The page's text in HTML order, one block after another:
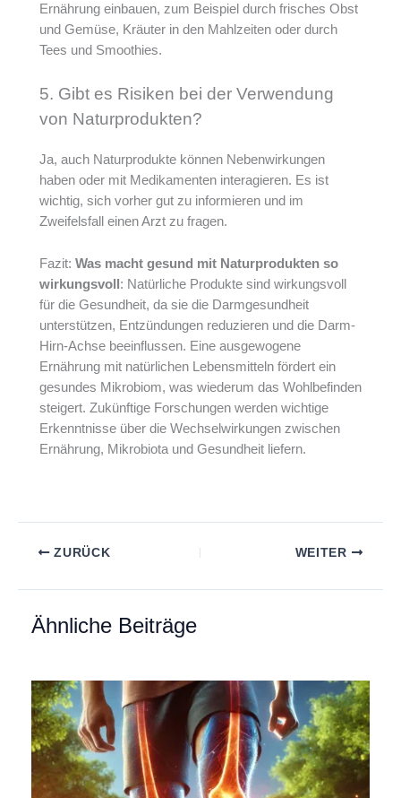
Ernährung einbauen, zum Beispiel durch frisches Obst
und Gemüse, Kräuter in den Mahlzeiten oder durch
Tees und Smoothies.
5. Gibt es Risiken bei der Verwendung
von Naturprodukten?
Ja, auch Naturprodukte können Nebenwirkungen
haben oder mit Medikamenten interagieren. Es ist
wichtig, sich vorher gut zu informieren und im
Zweifelsfall einen Arzt zu fragen.
Fazit: Was macht gesund mit Naturprodukten so
wirkungsvoll : Natürliche Produkte sind wirkungsvoll
für die Gesundheit, da sie die Darmgesundheit
unterstützen, Entzündungen reduzieren und die Darm-
Hirn-Achse beeinflussen. Eine ausgewogene
Ernährung mit natürlichen Lebensmitteln fördert ein
gesundes Mikrobiom, was wiederum das Wohlbefinden
steigert. Zukünftige Forschungen werden wichtige
Erkenntnisse über die Wechselwirkungen zwischen
Ernährung, Mikrobiota und Gesundheit liefern.
ZURÜCK WEITER
Ähnliche Beiträge